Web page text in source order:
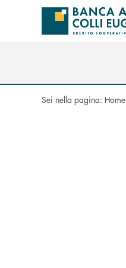
Salta al contenuto principale
Sei nella pagina: Home